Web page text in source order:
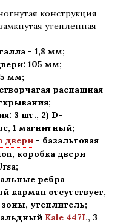
конструкция
утепленная
- 1,8 мм;
105 мм;
мм;
распашная
3 шт., 2) D-
1 магнитный;
двери - базальтовая
коробка двери -
;
ребра
карман отсутствует,
утеплитель;
Kale 447L, 3